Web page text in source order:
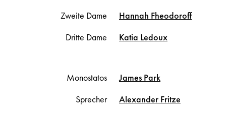
Zweite Dame
Hannah Fheodoroff
Dritte Dame
Katia Ledoux
Monostatos James Park
Sprecher
Alexander Fritze